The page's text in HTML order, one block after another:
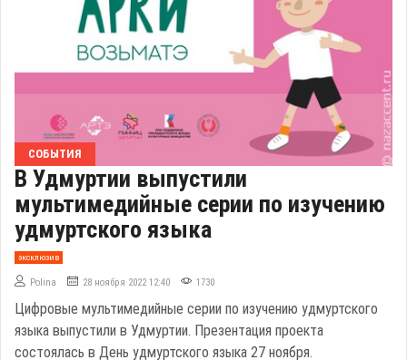
СОБЫТИЯ
В Удмуртии выпустили
мультимедийные серии по изучению
удмуртского языка
эксклюзив
Polina 28 ноября 2022 12:40 1730
Цифровые мультимедийные серии по изучению удмуртского
языка выпустили в Удмуртии. Презентация проекта
состоялась в День удмуртского языка 27 ноября.